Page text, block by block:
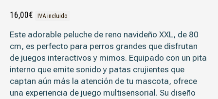
16,00€ IVA incluido
Este adorable peluche de reno navideño XXL, de 80
cm, es perfecto para perros grandes que disfrutan
de juegos interactivos y mimos. Equipado con un pita
interno que emite sonido y patas crujientes que
captan aún más la atención de tu mascota, ofrece
una experiencia de juego multisensorial. Su diseño